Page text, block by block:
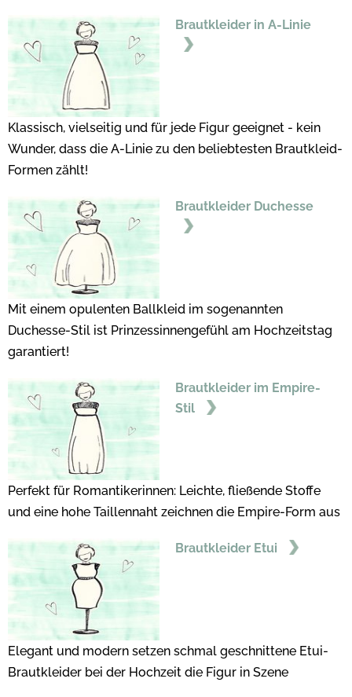
Brautkleider in A-Linie
Klassisch, vielseitig und für jede Figur geeignet - kein
Wunder, dass die A-Linie zu den beliebtesten Brautkleid-
Formen zählt!
Brautkleider Duchesse
Mit einem opulenten Ballkleid im sogenannten
Duchesse-Stil ist Prinzessinnengefühl am Hochzeitstag
garantiert!
Brautkleider im Empire-
Stil
Perfekt für Romantikerinnen: Leichte, fließende Stoffe
und eine hohe Taillennaht zeichnen die Empire-Form aus
Brautkleider Etui
Elegant und modern setzen schmal geschnittene Etui-
Brautkleider bei der Hochzeit die Figur in Szene